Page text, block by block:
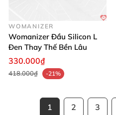
WOMANIZER
Womanizer Đầu Silicon L
Đen Thay Thế Bền Lâu
330.000₫
418.000₫ -21%
1 2 3